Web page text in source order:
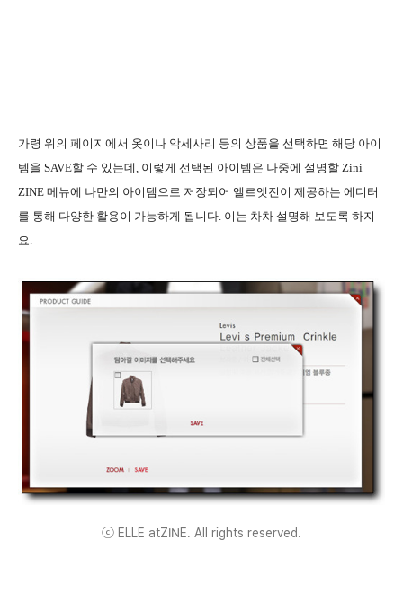
가령 위의 페이지에서 옷이나 악세사리 등의 상품을 선택하면 해당 아이
템을 SAVE할 수 있는데, 이렇게 선택된 아이템은 나중에 설명할 Zini
ZINE 메뉴에 나만의 아이템으로 저장되어 엘르엣진이 제공하는 에디터
를 통해 다양한 활용이 가능하게 됩니다. 이는 차차 설명해 보도록 하지
요.
ⓒ ELLE atZINE. All rights reserved.